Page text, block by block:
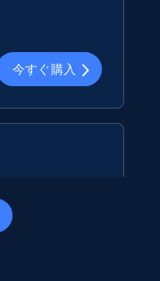
今すぐ購入
and